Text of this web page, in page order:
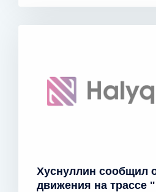
Хуснуллин сообщил
движения на трассе